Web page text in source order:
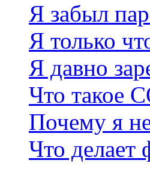
Я забыл
Я только
Я давно
Что такое
Почему я
Что делает